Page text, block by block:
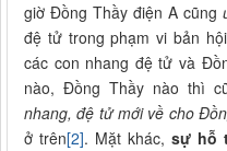
giờ Đồng Thầy điện A cũng
đệ tử trong phạm vi bản
các con nhang đệ tử và
nào, Đồng Thầy nào thì
nhang, đệ tử mới về cho
ở trên[2]. Mặt khác,sự hỗ